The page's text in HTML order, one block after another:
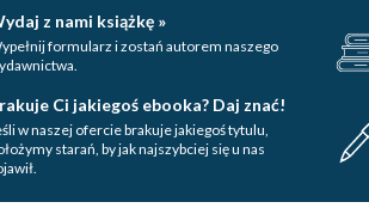
z nami książkę »
formularz i zostań autorem naszego
Ci jakiegoś ebooka? Daj znać!
w naszej ofercie brakuje jakiegoś tytulu,
starań, by jak najszybciej się u nas